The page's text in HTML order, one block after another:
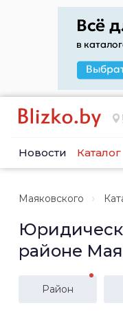
Новости Каталог
Маяковского
районе
Район